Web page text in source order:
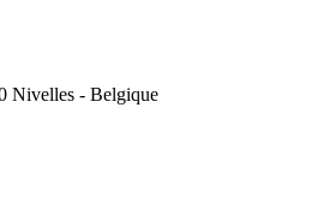
Nivelles - Belgique